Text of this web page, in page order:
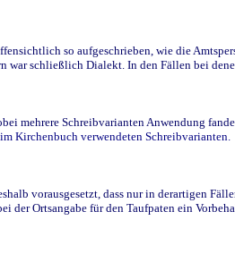
so aufgeschrieben, wie die
war schließlich Dialekt. In den Fällen bei
mehrere Schreibvarianten Anwendung
Kirchenbuch verwendeten Schreibvarianten.
vorausgesetzt, dass nur in derartigen
Ortsangabe für den Taufpaten ein